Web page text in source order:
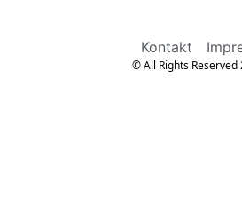
Kontakt
© All Rights Reserved